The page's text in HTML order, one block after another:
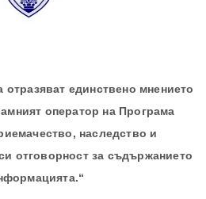
отразяват единствено мнението
оператор на Програма
наследство и
отговорност за съдържанието